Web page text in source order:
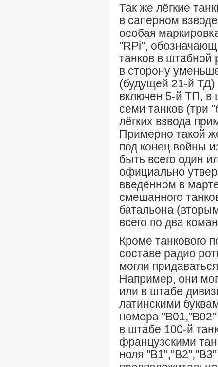
Так же лёгкие
в сапёрном
особая
"RPi",
танков в штабной
в сторону
(будущей 21-й
включен 5-й ТП, в
семи танков (три
лёгких взвода
Примерно такой
под конец войны
быть всего один
официально
введённом в
смешанного
батальона
всего по два
Кроме танкового
составе радио
могли
Например, они
или в штабе
латинскими
номера
в штабе 100-й
французскими
ноля